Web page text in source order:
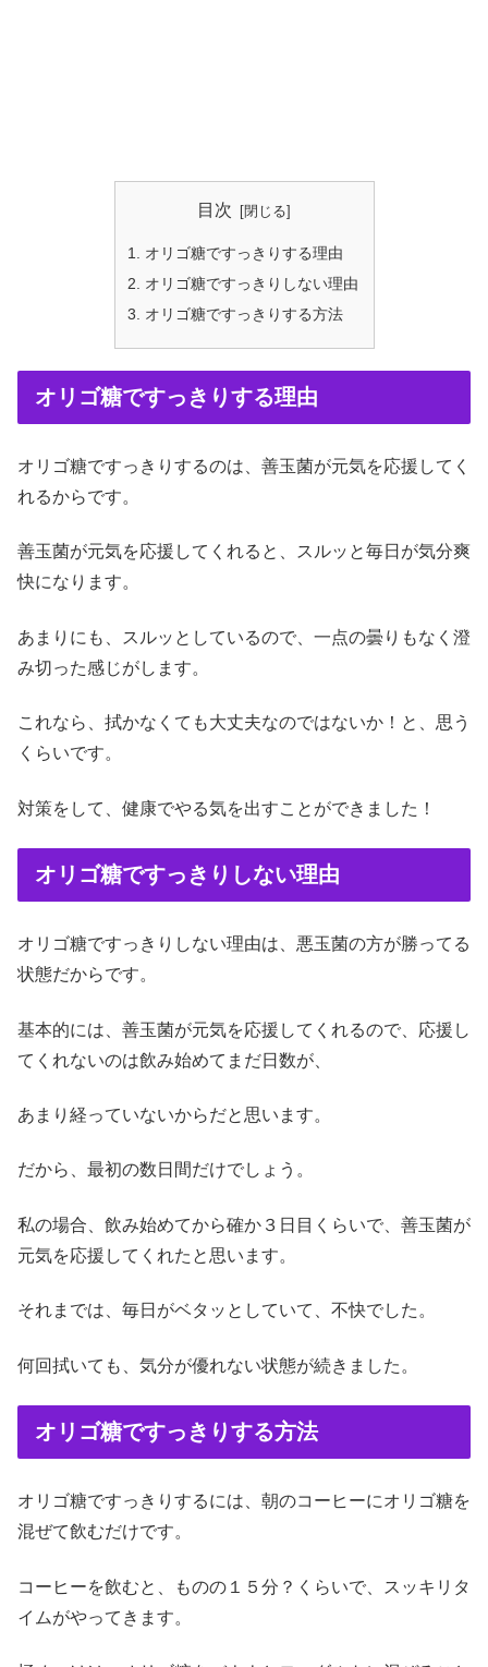
目次
オリゴ糖ですっきりする理由
オリゴ糖ですっきりしない理由
オリゴ糖ですっきりする方法
オリゴ糖ですっきりする理由
オリゴ糖ですっきりするのは、善玉菌が元気を応援してく
れるからです。
善玉菌が元気を応援してくれると、スルッと毎日が気分爽
快になります。
あまりにも、スルッとしているので、一点の曇りもなく澄
み切った感じがします。
これなら、拭かなくても大丈夫なのではないか！と、思う
くらいです。
対策をして、健康でやる気を出すことができました！
オリゴ糖ですっきりしない理由
オリゴ糖ですっきりしない理由は、悪玉菌の方が勝ってる
状態だからです。
基本的には、善玉菌が元気を応援してくれるので、応援し
てくれないのは飲み始めてまだ日数が、
あまり経っていないからだと思います。
だから、最初の数日間だけでしょう。
私の場合、飲み始めてから確か３日目くらいで、善玉菌が
元気を応援してくれたと思います。
それまでは、毎日がベタッとしていて、不快でした。
何回拭いても、気分が優れない状態が続きました。
オリゴ糖ですっきりする方法
オリゴ糖ですっきりするには、朝のコーヒーにオリゴ糖を
混ぜて飲むだけです。
コーヒーを飲むと、ものの１５分？くらいで、スッキリタ
イムがやってきます。